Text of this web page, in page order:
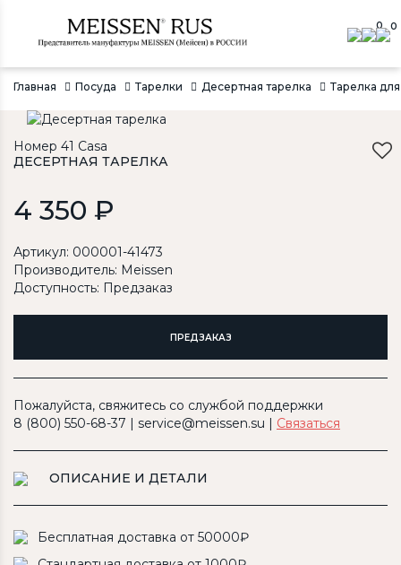
0 0
Главная Посуда Тарелки Десертная тарелка Тарелка
Номер 41 Casa
ДЕСЕРТНАЯ ТАРЕЛКА
4 350 ₽
Артикул: 000001-41473
Производитель: Meissen
Доступность: Предзаказ
ПРЕДЗАКАЗ
Пожалуйста, свяжитесь со службой поддержки
8 (800) 550-68-37 | service@meissen.su | Связаться
ОПИСАНИЕ И ДЕТАЛИ
Бесплатная доставка от 50000₽